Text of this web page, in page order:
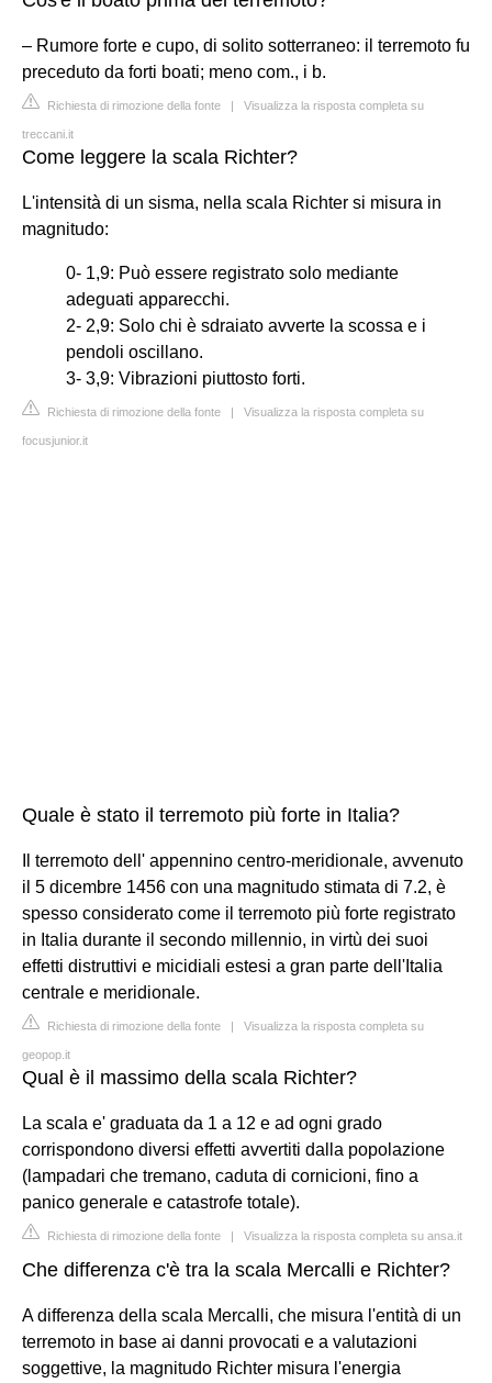
– Rumore forte e cupo, di solito sotterraneo: il terremoto fu
preceduto da forti boati; meno com., i b.
Richiesta di rimozione della fonte | Visualizza la risposta completa su
treccani.it
Come leggere la scala Richter?
L'intensità di un sisma, nella scala Richter si misura in
magnitudo:
0- 1,9: Può essere registrato solo mediante
adeguati apparecchi.
2- 2,9: Solo chi è sdraiato avverte la scossa e i
pendoli oscillano.
3- 3,9: Vibrazioni piuttosto forti.
Richiesta di rimozione della fonte | Visualizza la risposta completa su
focusjunior.it
Quale è stato il terremoto più forte in Italia?
Il terremoto dell' appennino centro-meridionale, avvenuto
il 5 dicembre 1456 con una magnitudo stimata di 7.2, è
spesso considerato come il terremoto più forte registrato
in Italia durante il secondo millennio, in virtù dei suoi
effetti distruttivi e micidiali estesi a gran parte dell'Italia
centrale e meridionale.
Richiesta di rimozione della fonte | Visualizza la risposta completa su
geopop.it
Qual è il massimo della scala Richter?
La scala e' graduata da 1 a 12 e ad ogni grado
corrispondono diversi effetti avvertiti dalla popolazione
(lampadari che tremano, caduta di cornicioni, fino a
panico generale e catastrofe totale).
Richiesta di rimozione della fonte | Visualizza la risposta completa su ansa.it
Che differenza c'è tra la scala Mercalli e Richter?
A differenza della scala Mercalli, che misura l'entità di un
terremoto in base ai danni provocati e a valutazioni
soggettive, la magnitudo Richter misura l'energia